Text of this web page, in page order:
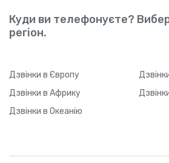
Куди ви телефонуєте?
регіон.
Дзвінки в Європу
Дзвінки в Африку
Дзвінки в Океанію